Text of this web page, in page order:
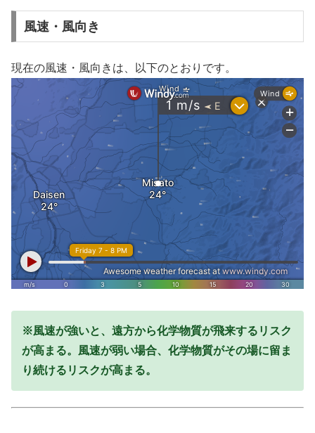
風速・風向き
現在の風速・風向きは、以下のとおりです。
※風速が強いと、遠方から化学物質が飛来するリスク
が高まる。風速が弱い場合、化学物質がその場に留ま
り続けるリスクが高まる。